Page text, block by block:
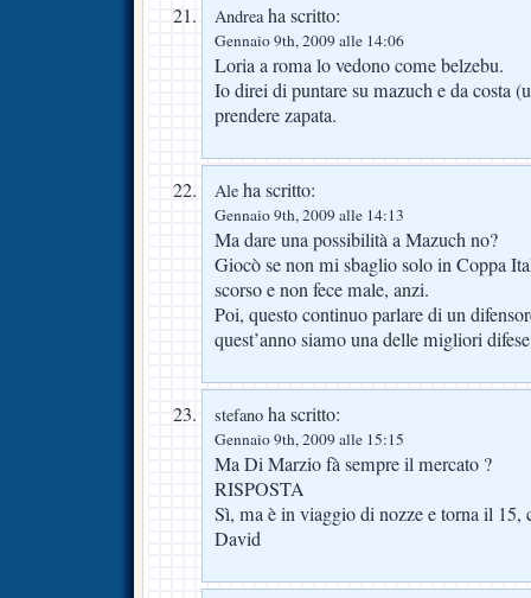
Andreaha scritto:
Gennaio 9th, 2009 alle 14:06
Loria a roma lo vedono come belzebu.
Io direi di puntare su mazuch e da costa
prendere zapata.
Ale ha scritto:
Gennaio 9th, 2009 alle 14:13
Ma dare una possibilità a Mazuch no?
Giocò se non mi sbaglio solo in Coppa
scorso e non fece male, anzi.
Poi, questo continuo parlare di un
quest’anno siamo una delle migliori
stefano ha scritto:
Gennaio 9th, 2009 alle 15:15
Ma Di Marzio fà sempre il mercato ?
RISPOSTA
Sì, ma è in viaggio di nozze e torna il 15,
David